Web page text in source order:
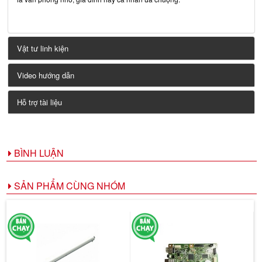
Vật tư linh kiện
Video hướng dẫn
Hỗ trợ tài liệu
BÌNH LUẬN
SẢN PHẨM CÙNG NHÓM